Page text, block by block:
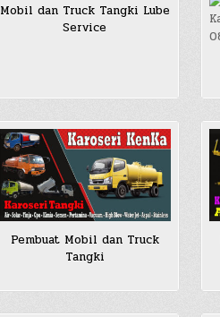
Mobil dan Truck Tangki Lube
Service
Pembuat Mobil dan Truck
Tangki